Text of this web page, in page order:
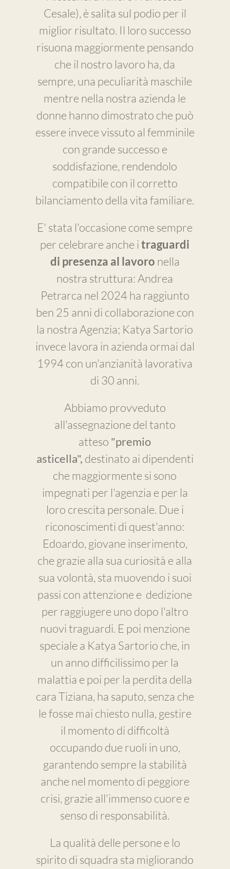
Cesale), è salita sul podio per il
miglior risultato. Il loro successo
risuona maggiormente pensando
che il nostro lavoro ha, da
sempre, una peculiarità maschile
mentre nella nostra azienda le
donne hanno dimostrato che può
essere invece vissuto al femminile
con grande successo e
soddisfazione, rendendolo
compatibile con il corretto
bilanciamento della vita familiare.
E' stata l'occasione come sempre
per celebrare anche itraguardi
di presenza al lavoro nella
nostra struttura: Andrea
Petrarca nel 2024 ha raggiunto
ben 25 anni di collaborazione con
la nostra Agenzia; Katya Sartorio
invece lavora in azienda ormai dal
1994 con un'anzianità lavorativa
di 30 anni.
Abbiamo provveduto
all'assegnazione del tanto
atteso "premio
asticella", destinato ai dipendenti
che maggiormente si sono
impegnati per l'agenzia e per la
loro crescita personale. Due i
riconoscimenti di quest'anno:
Edoardo, giovane inserimento,
che grazie alla sua curiosità e alla
sua volontà, sta muovendo i suoi
passi con attenzione e dedizione
per raggiugere uno dopo l'altro
nuovi traguardi. E poi menzione
speciale a Katya Sartorio che, in
un anno difficilissimo per la
malattia e poi per la perdita della
cara Tiziana, ha saputo, senza che
le fosse mai chiesto nulla, gestire
il momento di difficoltà
occupando due ruoli in uno,
garantendo sempre la stabilità
anche nel momento di peggiore
crisi, grazie all'immenso cuore e
senso di responsabilità.
La qualità delle persone e lo
spirito di squadra sta migliorando